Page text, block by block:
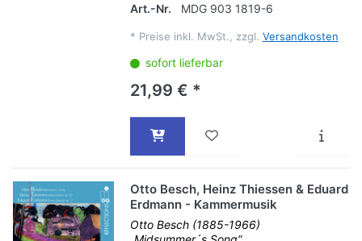
Art.-Nr.
MDG 903 1819-6
* Preise inkl. MwSt., zzgl. Versandkosten
sofort lieferbar
21,99 € *
Otto Besch, Heinz Thiessen & Eduard
Erdmann - Kammermusik
Otto Besch (1885-1966)